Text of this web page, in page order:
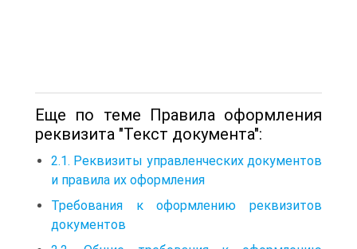
Еще по теме Правила оформления
реквизита "Текст документа":
2.1. Реквизиты управленческих документов
и правила их оформления
Требования к оформлению реквизитов
документов